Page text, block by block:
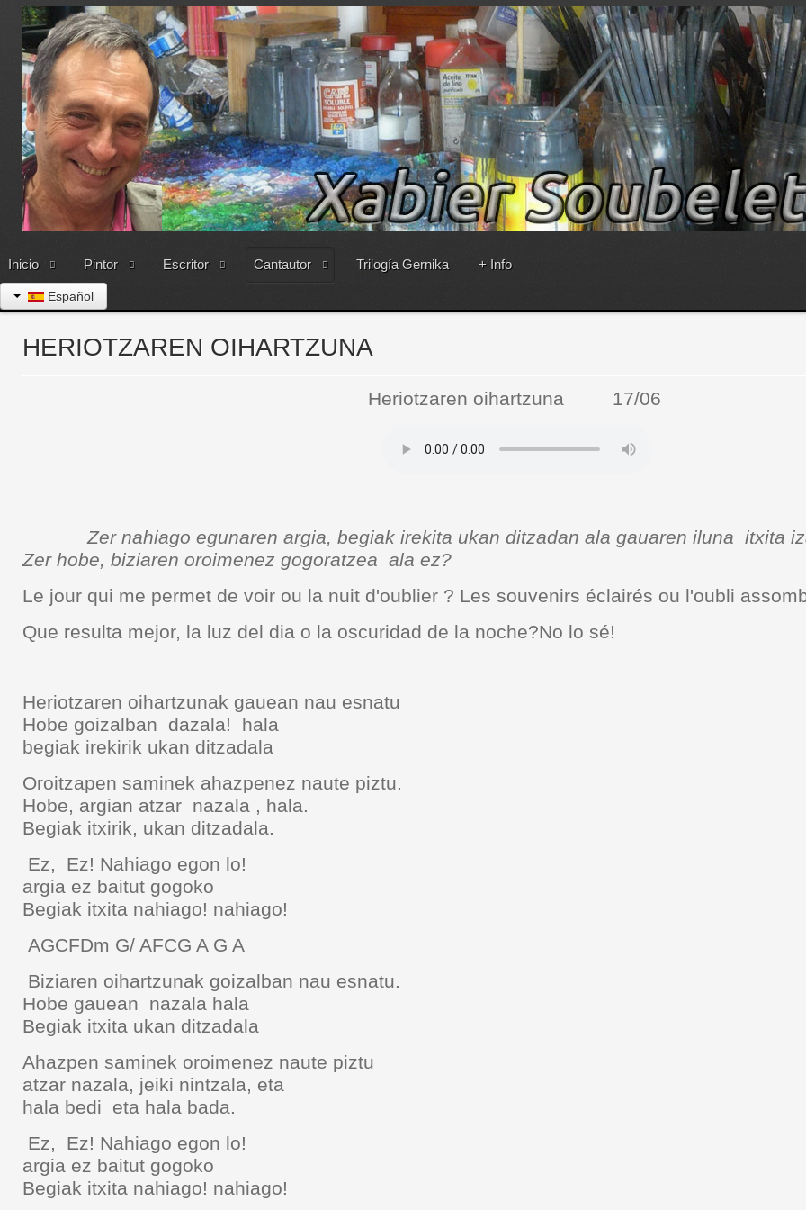
Inicio Pintor Escritor Cantautor Trilogía Gernika + Info
Español
HERIOTZAREN OIHARTZUNA
Heriotzaren oihartzuna 17/06
Zer nahiago egunaren argia, begiak irekita ukan ditzadan ala gauaren iluna itxita
Zer hobe, biziaren oroimenez gogoratzea ala ez?
Le jour qui me permet de voir ou la nuit d'oublier ? Les souvenirs éclairés ou l'oubli
Que resulta mejor, la luz del dia o la oscuridad de la noche?No lo sé!
Heriotzaren oihartzunak gauean nau esnatu
Hobe goizalban dazala! hala
begiak irekirik ukan ditzadala
Oroitzapen saminek ahazpenez naute piztu.
Hobe, argian atzar nazala , hala.
Begiak itxirik, ukan ditzadala.
Ez, Ez! Nahiago egon lo!
argia ez baitut gogoko
Begiak itxita nahiago! nahiago!
AGCFDm G/ AFCG A G A
Biziaren oihartzunak goizalban nau esnatu.
Hobe gauean nazala hala
Begiak itxita ukan ditzadala
Ahazpen saminek oroimenez naute piztu
atzar nazala, jeiki nintzala, eta
hala bedi eta hala bada.
Ez, Ez! Nahiago egon lo!
argia ez baitut gogoko
Begiak itxita nahiago! nahiago!